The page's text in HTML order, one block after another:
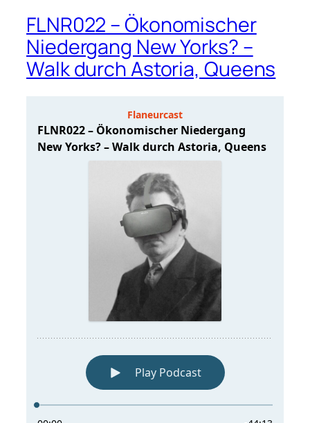
FLNR022 – Ökonomischer
Niedergang New Yorks? –
Walk durch Astoria, Queens